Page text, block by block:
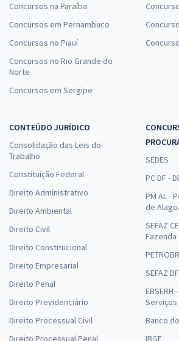
Concursos na Paraíba
Concursos em Pernambuco
Concursos no Piauí
Concursos no Rio Grande do
Norte
Concursos em Sergipe
CONTEÚDO JURÍDICO
Consolidação das Leis do
Trabalho
Constituição Federal
Direito Administrativo
Direito Ambiental
Direito Civil
Direito Constitucional
Direito Empresarial
Direito Penal
Direito Previdenciário
Direito Processual Civil
Direito Processual Penal
SEDES
PC DF -
PM AL -
de
SEFAZ
Fazenda
SEFAZ DF
Banco
IBGE